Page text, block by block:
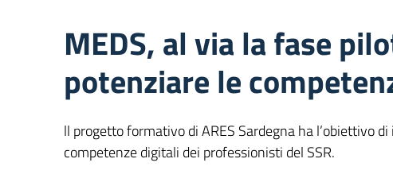
MEDS, al via la fase
potenziare le
ll progetto formativo di ARES Sardegna ha l’obiettivo
competenze digitali dei professionisti del SSR.